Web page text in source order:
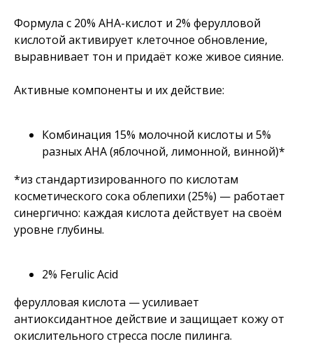
Формула с 20% AHA-кислот и 2% ферулловой
кислотой активирует клеточное обновление,
выравнивает тон и придаёт коже живое сияние.
Активные компоненты и их действие:
Комбинация 15% молочной кислоты и 5%
разных АНА (яблочной, лимонной, винной)*
*из стандартизированного по кислотам
косметического сока облепихи (25%) — работает
синергично: каждая кислота действует на своём
уровне глубины.
2% Ferulic Acid
ферулловая кислота — усиливает
антиоксидантное действие и защищает кожу от
окислительного стресса после пилинга.